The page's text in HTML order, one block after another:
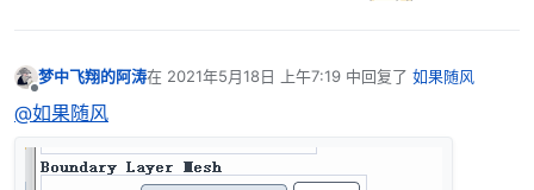
梦中飞翔的阿涛在 2021年5月18日 上午7:19 中回复了 如果随风
最后由 编辑
@如果随风